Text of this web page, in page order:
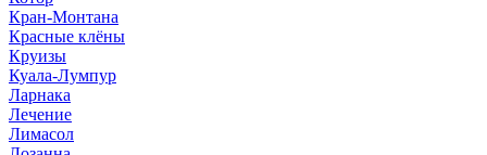
Кран-Монтана
Красные клёны
Круизы
Куала-Лумпур
Ларнака
Лечение
Лимасол